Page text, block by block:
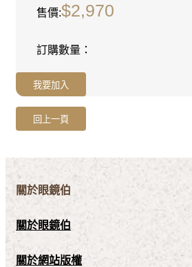
售價:$2,970
訂購數量：
關於眼鏡伯
關於眼鏡伯
關於網站版權